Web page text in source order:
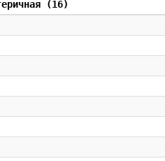
(16)